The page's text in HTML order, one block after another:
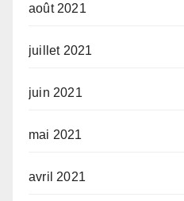
août 2021
juillet 2021
juin 2021
mai 2021
avril 2021